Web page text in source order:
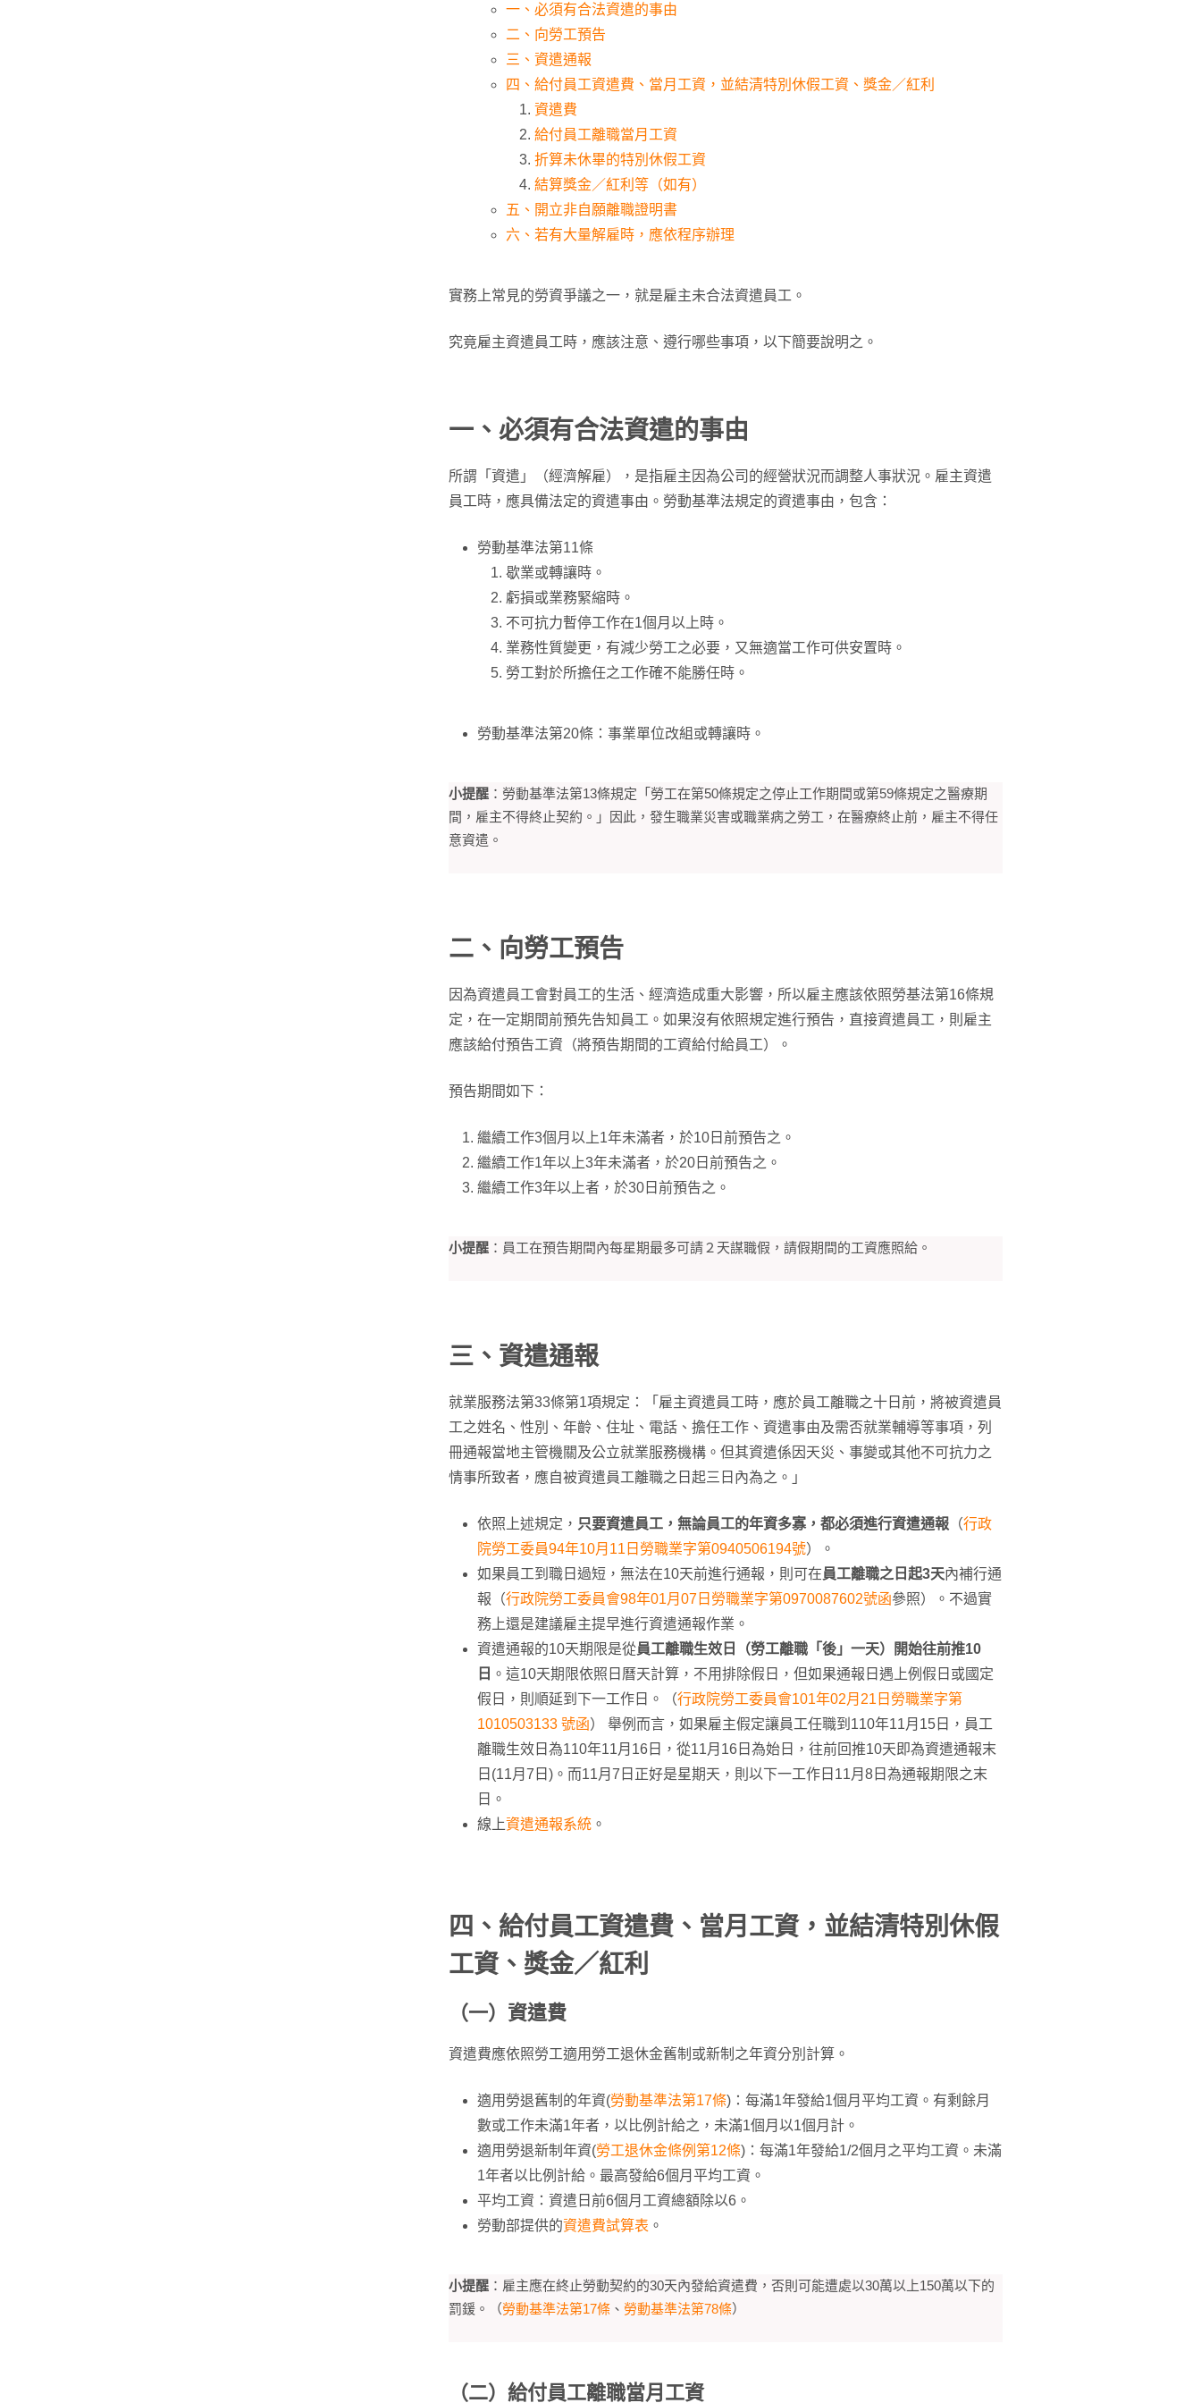
一、必須有合法資遣的事由
二、向勞工預告
三、資遣通報
四、給付員工資遣費、當月工資，並結清特別休假工資、獎金／紅利
資遣費
給付員工離職當月工資
折算未休畢的特別休假工資
結算獎金／紅利等（如有）
五、開立非自願離職證明書
六、若有大量解雇時，應依程序辦理
實務上常見的勞資爭議之一，就是雇主未合法資遣員工。
究竟雇主資遣員工時，應該注意、遵行哪些事項，以下簡要說明之。
一、必須有合法資遣的事由
所謂「資遣」（經濟解雇），是指雇主因為公司的經營狀況而調整人事狀況。雇主資遣
員工時，應具備法定的資遣事由。勞動基準法規定的資遣事由，包含：
勞動基準法第11條
歇業或轉讓時。
虧損或業務緊縮時。
不可抗力暫停工作在1個月以上時。
業務性質變更，有減少勞工之必要，又無適當工作可供安置時。
勞工對於所擔任之工作確不能勝任時。
勞動基準法第20條：事業單位改組或轉讓時。
小提醒 ：勞動基準法第13條規定「勞工在第50條規定之停止工作期間或第59條規定之醫療期
間，雇主不得終止契約。」因此，發生職業災害或職業病之勞工，在醫療終止前，雇主不得任
意資遣。
二、向勞工預告
因為資遣員工會對員工的生活、經濟造成重大影響，所以雇主應該依照勞基法第16條規
定，在一定期間前預先告知員工。如果沒有依照規定進行預告，直接資遣員工，則雇主
應該給付預告工資（將預告期間的工資給付給員工）。
預告期間如下：
繼續工作3個月以上1年未滿者，於10日前預告之。
繼續工作1年以上3年未滿者，於20日前預告之。
繼續工作3年以上者，於30日前預告之。
小提醒 ：員工在預告期間內每星期最多可請２天謀職假，請假期間的工資應照給。
三、資遣通報
就業服務法第33條第1項規定：「雇主資遣員工時，應於員工離職之十日前，將被資遣員
工之姓名、性別、年齡、住址、電話、擔任工作、資遣事由及需否就業輔導等事項，列
冊通報當地主管機關及公立就業服務機構。但其資遣係因天災、事變或其他不可抗力之
情事所致者，應自被資遣員工離職之日起三日內為之。」
依照上述規定， 只要資遣員工，無論員工的年資多寡，都必須進行資遣通報 （行政
院勞工委員94年10月11日勞職業字第0940506194號）。
如果員工到職日過短，無法在10天前進行通報，則可在員工離職之日起3天內補行通
報（行政院勞工委員會98年01月07日勞職業字第0970087602號函參照）。不過實
務上還是建議雇主提早進行資遣通報作業。
資遣通報的10天期限是從員工離職生效日（勞工離職「後」一天）開始往前推10
日 。這10天期限依照日曆天計算，不用排除假日，但如果通報日遇上例假日或國定
假日，則順延到下一工作日。（行政院勞工委員會101年02月21日勞職業字第
1010503133 號函） 舉例而言，如果雇主假定讓員工任職到110年11月15日，員工
離職生效日為110年11月16日，從11月16日為始日，往前回推10天即為資遣通報末
日(11月7日)。而11月7日正好是星期天，則以下一工作日11月8日為通報期限之末
日。
線上資遣通報系統 。
四、給付員工資遣費、當月工資，並結清特別休假
工資、獎金／紅利
（一）資遣費
資遣費應依照勞工適用勞工退休金舊制或新制之年資分別計算。
適用勞退舊制的年資(勞動基準法第17條)：每滿1年發給1個月平均工資。有剩餘月
數或工作未滿1年者，以比例計給之，未滿1個月以1個月計。
適用勞退新制年資(勞工退休金條例第12條)：每滿1年發給1/2個月之平均工資。未滿
1年者以比例計給。最高發給6個月平均工資。
平均工資：資遣日前6個月工資總額除以6。
勞動部提供的資遣費試算表 。
小提醒 ：雇主應在終止勞動契約的30天內發給資遣費，否則可能遭處以30萬以上150萬以下的
罰鍰。（勞動基準法第17條 、 勞動基準法第78條）
（二）給付員工離職當月工資